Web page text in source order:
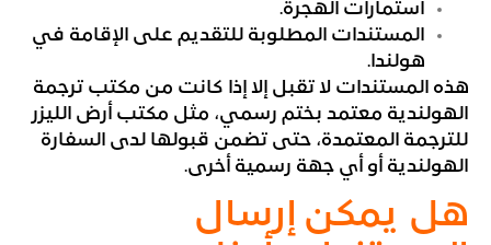
استمارات الهجرة.
المستندات المطلوبة للتقديم على الإقامة في
هولندا.
هذه المستندات لا تقبل إلا إذا كانت من مكتب ترجمة
الهولندية معتمد بختم رسمي، مثل مكتب أرض الليزر
للترجمة المعتمدة، حتى تضمن قبولها لدى السفارة
الهولندية أو أي جهة رسمية أخرى.
هل يمكن إرسال